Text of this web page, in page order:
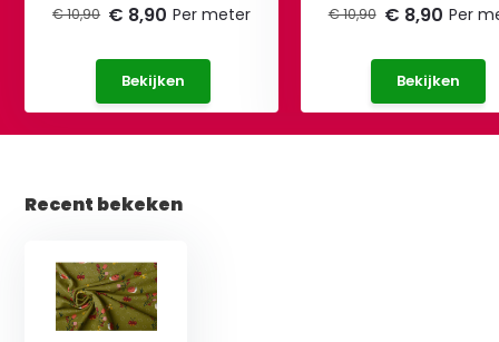
€ 10,90 € 8,90 Per meter
Bekijken
€ 10,90 € 8,90 Per
Bekijken
Recent bekeken